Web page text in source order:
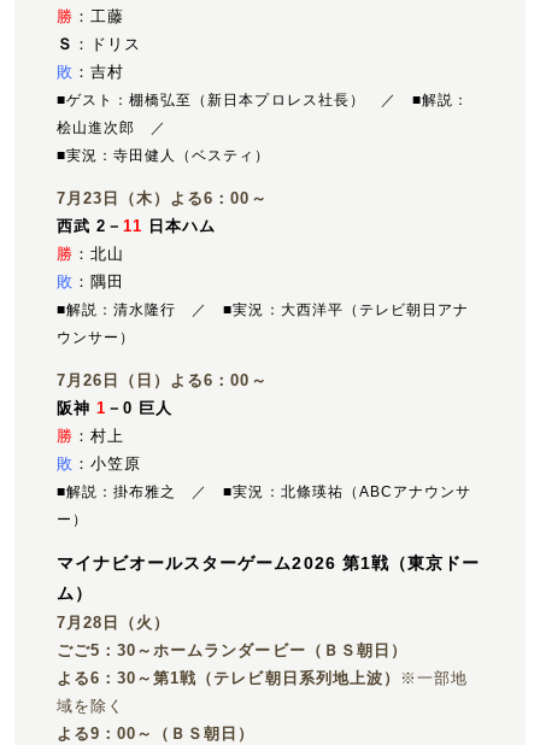
勝 ：工藤
Ｓ ：ドリス
敗 ：吉村
■ゲスト：棚橋弘至（新日本プロレス社長） ／ ■解説：
桧山進次郎 ／
■実況：寺田健人（ベスティ）
7月23日（木）よる6：00～
西武 2－11 日本ハム
勝 ：北山
敗 ：隅田
■解説：清水隆行 ／ ■実況：大西洋平（テレビ朝日アナ
ウンサー）
7月26日（日）よる6：00～
阪神1 －0 巨人
勝 ：村上
敗 ：小笠原
■解説：掛布雅之 ／ ■実況：北條瑛祐（ABCアナウンサ
ー）
マイナビオールスターゲーム2026 第1戦（東京ドー
ム）
7月28日（火）
ごご5：30～ホームランダービー（ＢＳ朝日）
よる6：30～第1戦（テレビ朝日系列地上波）
※一部地
域を除く
よる9：00～（ＢＳ朝日）